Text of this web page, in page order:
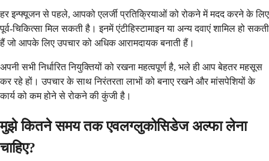
हर इन्फ्यूजन से पहले, आपको एलर्जी प्रतिक्रियाओं को रोकने में मदद करने के लिए
पूर्व-चिकित्सा मिल सकती है। इनमें एंटीहिस्टामाइन या अन्य दवाएं शामिल हो सकती
हैं जो आपके लिए उपचार को अधिक आरामदायक बनाती हैं।
अपनी सभी निर्धारित नियुक्तियों को रखना महत्वपूर्ण है, भले ही आप बेहतर महसूस
कर रहे हों। उपचार के साथ निरंतरता लाभों को बनाए रखने और मांसपेशियों के
कार्य को कम होने से रोकने की कुंजी है।
मुझे कितने समय तक एवलग्लुकोसिडेज अल्फा लेना
चाहिए?